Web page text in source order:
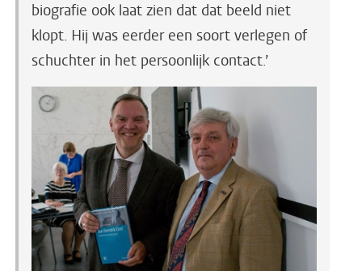
biografie ook laat zien dat dat beeld niet
klopt. Hij was eerder een soort verlegen of
schuchter in het persoonlijk contact.’